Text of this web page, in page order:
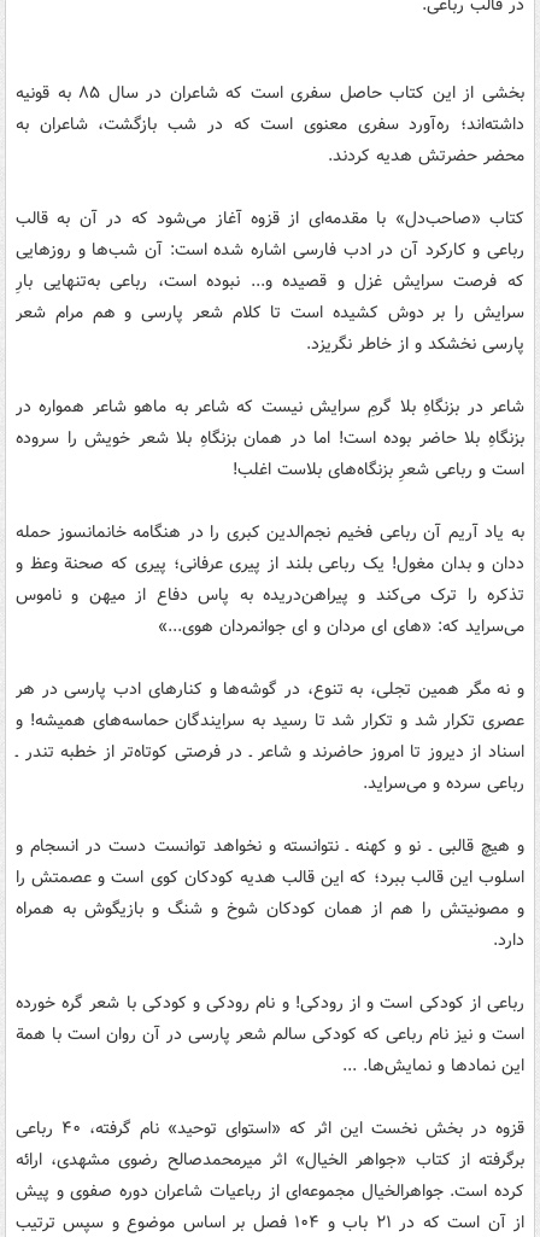
بخشی از این کتاب حاصل سفری است که شاعران در سال ۸۵ به قونیه
داشته‌اند؛ ره‌آورد سفری معنوی است که در شب بازگشت، شاعران به
محضر حضرتش هدیه کردند.
کتاب «صاحب‌دل» با مقدمه‌ای از قزوه آغاز می‌شود که در آن به قالب
رباعی و کارکرد آن در ادب فارسی اشاره شده است: آن شب‌‏ها و روزهایی
که فرصت سرایش غزل و قصیده و... نبوده است، رباعی به‌‏تنهایی بارِ
سرایش را بر دوش کشیده است تا کلام شعر پارسی و هم مرام شعر
پارسی نخشکد و از خاطر نگریزد.
شاعر در بزنگاهِ بلا گرمِ سرایش نیست که شاعر به ماهو شاعر همواره در
بزنگاهِ بلا حاضر بوده است! اما در همان بزنگاهِ بلا شعر خویش را سروده
است و رباعی شعرِ بزنگاه‏‌های بلاست اغلب!
به یاد آریم آن رباعی فخیم نجم‌‏الدین کبری را در هنگامه خانمان‏سوز حمله
‏ددان و بدان مغول! یک رباعی بلند از پیری عرفانی؛ پیری که صحنة وعظ و
تذکره را ترک می‏‌کند و پیراهن‏‌دریده به پاس دفاع از میهن و ناموس
می‏‌سراید که: «های ای مردان و ای جوانمردان هوی...»
و نه مگر همین تجلی، به تنوع، در گوشه‏‌ها و کنارهای ادب پارسی در هر
عصری تکرار شد و تکرار شد تا رسید به سرایندگان حماسه‏‌های همیشه! و
اسناد از دیروز تا امروز حاضرند و شاعر ـ در فرصتی کوتاه‏‌تر از خطبه تندر ـ
رباعی سرده و می‏‌سراید.
و هیچ قالبی ـ نو و کهنه ـ نتوانسته و نخواهد توانست دست در انسجام و
اسلوب این قالب ببرد؛ که این قالب هدیه کودکان کوی است و عصمتش را
و مصونیتش را هم از همان کودکان شوخ و شنگ و بازیگوش به همراه
دارد.
رباعی از کودکی ا‏ست و از رودکی! و نام رودکی و کودکی با شعر گره خورده
است و نیز نام رباعی که کودکی سالم شعر پارسی در آن روان است با همة
این نمادها و نمایش‌‏ها. ...
قزوه در بخش نخست این اثر که «استوای توحید» نام گرفته، ۴۰ رباعی
برگرفته از کتاب «جواهر الخیال» اثر میرمحمدصالح رضوی مشهدی، ارائه
کرده است. جواهرالخیال مجموعه‌‏ای از رباعیات شاعران دوره صفوی و پیش
از آن است که در ۲۱ باب و ۱۰۴ فصل بر اساس موضوع و سپس ترتیب